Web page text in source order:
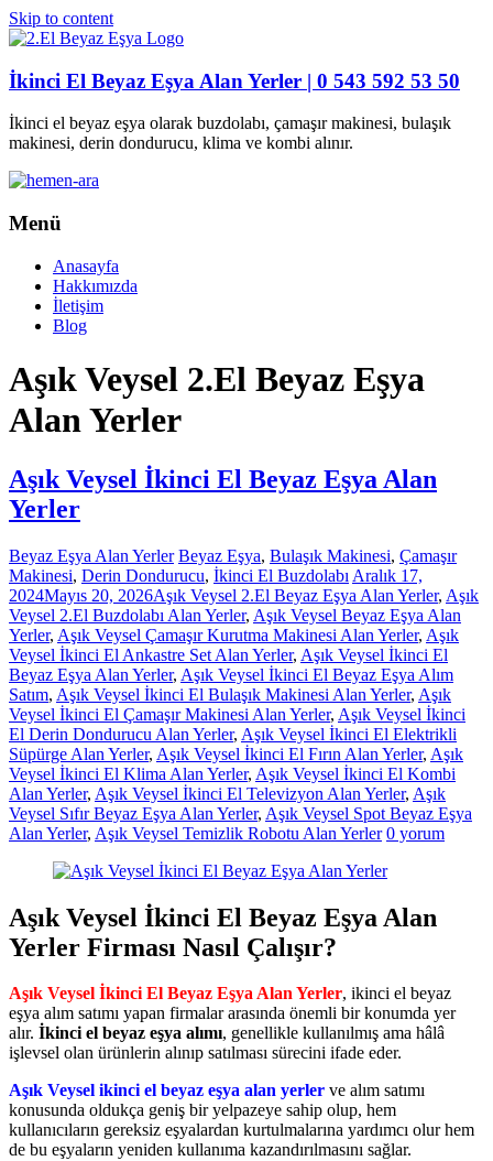
Skip to content
İkinci El Beyaz Eşya Alan Yerler | 0 543 592 53 50
İkinci el beyaz eşya olarak buzdolabı, çamaşır makinesi, bulaşık
makinesi, derin dondurucu, klima ve kombi alınır.
Menü
Anasayfa
Hakkımızda
İletişim
Blog
Aşık Veysel 2.El Beyaz Eşya
Alan Yerler
Aşık Veysel İkinci El Beyaz Eşya Alan
Yerler
Beyaz Eşya Alan Yerler Beyaz Eşya, Bulaşık Makinesi, Çamaşır
Makinesi, Derin Dondurucu, İkinci El Buzdolabı Aralık 17,
2024Mayıs 20, 2026Aşık Veysel 2.El Beyaz Eşya Alan Yerler, Aşık
Veysel 2.El Buzdolabı Alan Yerler, Aşık Veysel Beyaz Eşya Alan
Yerler, Aşık Veysel Çamaşır Kurutma Makinesi Alan Yerler, Aşık
Veysel İkinci El Ankastre Set Alan Yerler, Aşık Veysel İkinci El
Beyaz Eşya Alan Yerler, Aşık Veysel İkinci El Beyaz Eşya Alım
Satım, Aşık Veysel İkinci El Bulaşık Makinesi Alan Yerler, Aşık
Veysel İkinci El Çamaşır Makinesi Alan Yerler, Aşık Veysel İkinci
El Derin Dondurucu Alan Yerler, Aşık Veysel İkinci El Elektrikli
Süpürge Alan Yerler, Aşık Veysel İkinci El Fırın Alan Yerler, Aşık
Veysel İkinci El Klima Alan Yerler, Aşık Veysel İkinci El Kombi
Alan Yerler, Aşık Veysel İkinci El Televizyon Alan Yerler, Aşık
Veysel Sıfır Beyaz Eşya Alan Yerler, Aşık Veysel Spot Beyaz Eşya
Alan Yerler, Aşık Veysel Temizlik Robotu Alan Yerler 0 yorum
Aşık Veysel İkinci El Beyaz Eşya Alan
Yerler Firması Nasıl Çalışır?
Aşık Veysel İkinci El Beyaz Eşya Alan Yerler, ikinci el beyaz
eşya alım satımı yapan firmalar arasında önemli bir konumda yer
alır. İkinci el beyaz eşya alımı, genellikle kullanılmış ama hâlâ
işlevsel olan ürünlerin alınıp satılması sürecini ifade eder.
Aşık Veysel ikinci el beyaz eşya alan yerler ve alım satımı
konusunda oldukça geniş bir yelpazeye sahip olup, hem
kullanıcıların gereksiz eşyalardan kurtulmalarına yardımcı olur hem
de bu eşyaların yeniden kullanıma kazandırılmasını sağlar.